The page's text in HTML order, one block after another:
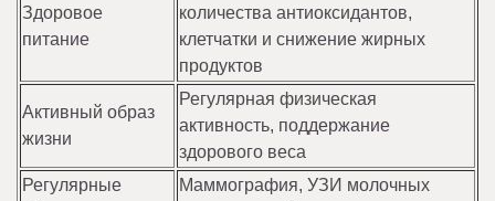
Здоровое
питание
количества антиоксидантов,
клетчатки и снижение жирных
продуктов
Активный образ
жизни
Регулярная физическая
активность, поддержание
здорового веса
Регулярные
Маммография, УЗИ молочных